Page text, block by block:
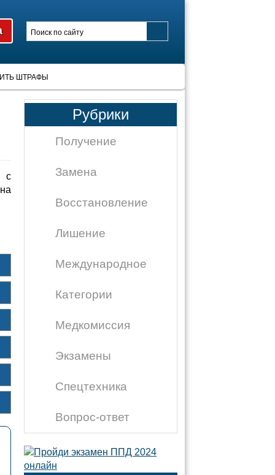
ШТРАФЫ
с
Рубрики
Получение
Замена
Восстановление
Лишение
Международное
Категории
Медкомиссия
Экзамены
Спецтехника
Вопрос-ответ